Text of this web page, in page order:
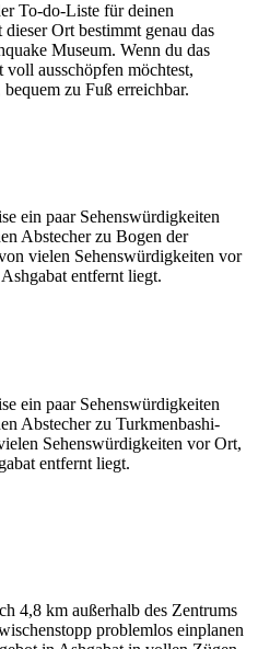
To-do-Liste für deinen
Ort bestimmt genau das
Museum. Wenn du das
ausschöpfen möchtest,
zu Fuß erreichbar.
ein paar Sehenswürdigkeiten
Abstecher zu Bogen der
vielen Sehenswürdigkeiten vor
entfernt liegt.
ein paar Sehenswürdigkeiten
Abstecher zu Turkmenbashi-
Sehenswürdigkeiten vor Ort,
entfernt liegt.
4,8 km außerhalb des Zentrums
problemlos einplanen